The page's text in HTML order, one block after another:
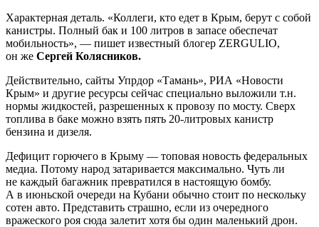
Характерная деталь. «Коллеги, кто едет в Крым, берут с собой
канистры. Полный бак и 100 литров в запасе обеспечат
мобильность», — пишет известный блогер ZERGULIO,
он же Сергей Колясников.
Действительно, сайты Упрдор «Тамань», РИА «Новости
Крым» и другие ресурсы сейчас специально выложили т.н.
нормы жидкостей, разрешенных к провозу по мосту. Сверх
топлива в баке можно взять пять 20-литровых канистр
бензина и дизеля.
Дефицит горючего в Крыму — топовая новость федеральных
медиа. Потому народ затаривается максимально. Чуть ли
не каждый багажник превратился в настоящую бомбу.
А в июньской очереди на Кубани обычно стоит по нескольку
сотен авто. Представить страшно, если из очередного
вражеского роя сюда залетит хотя бы один маленький дрон.